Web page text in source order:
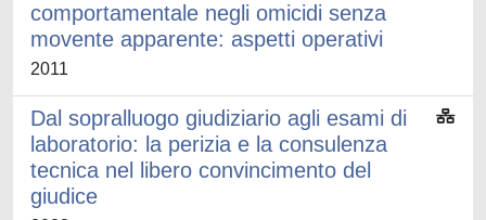
comportamentale negli omicidi senza
movente apparente: aspetti operativi
2011
Dal sopralluogo giudiziario agli esami di
laboratorio: la perizia e la consulenza
tecnica nel libero convincimento del
giudice